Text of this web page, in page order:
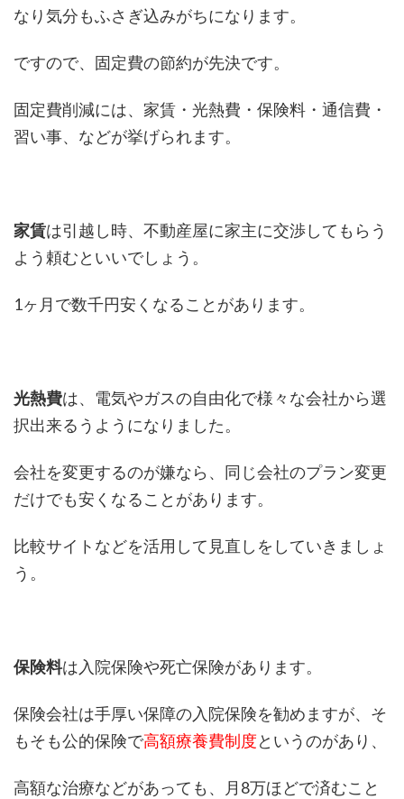
なり気分もふさぎ込みがちになります。
ですので、固定費の節約が先決です。
固定費削減には、家賃・光熱費・保険料・通信費・
習い事、などが挙げられます。
家賃は引越し時、不動産屋に家主に交渉してもらう
よう頼むといいでしょう。
1ヶ月で数千円安くなることがあります。
光熱費は、電気やガスの自由化で様々な会社から選
択出来るうようになりました。
会社を変更するのが嫌なら、同じ会社のプラン変更
だけでも安くなることがあります。
比較サイトなどを活用して見直しをしていきましょ
う。
保険料は入院保険や死亡保険があります。
保険会社は手厚い保障の入院保険を勧めますが、そ
もそも公的保険で高額療養費制度というのがあり、
高額な治療などがあっても、月8万ほどで済むこと